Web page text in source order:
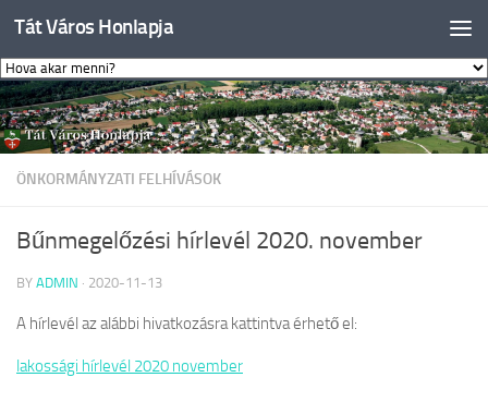
Skip to content
Tát Város Honlapja
ÖNKORMÁNYZATI FELHÍVÁSOK
Bűnmegelőzési hírlevél 2020. november
BY ADMIN · 2020-11-13
A hírlevél az alábbi hivatkozásra kattintva érhető el:
lakossági hírlevél 2020 november